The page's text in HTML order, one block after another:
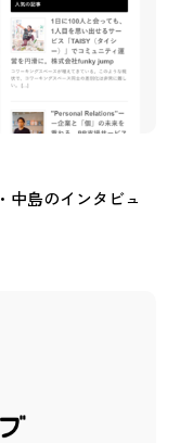
中島のインタビュ